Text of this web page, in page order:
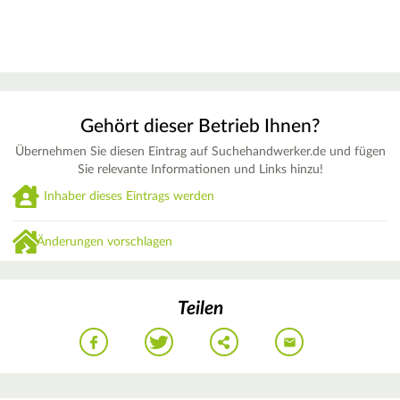
Gehört dieser Betrieb Ihnen?
Übernehmen Sie diesen Eintrag auf Suchehandwerker.de und fügen
Sie relevante Informationen und Links hinzu!
Inhaber dieses Eintrags werden
Änderungen vorschlagen
Teilen